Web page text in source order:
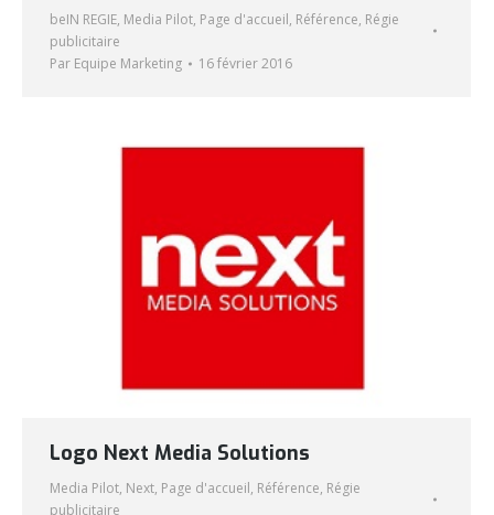
beIN REGIE, Media Pilot, Page d'accueil, Référence, Régie
publicitaire
Par Equipe Marketing 16 février 2016
Logo Next Media Solutions
Media Pilot, Next, Page d'accueil, Référence, Régie
publicitaire